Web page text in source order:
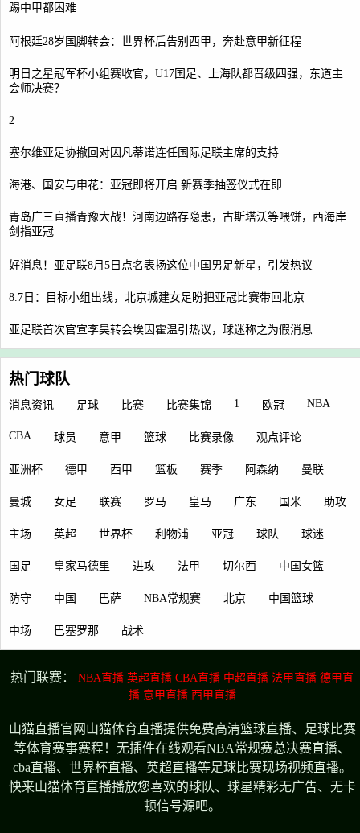
踢中甲都困难
阿根廷28岁国脚转会：世界杯后告别西甲，奔赴意甲新征程
明日之星冠军杯小组赛收官，U17国足、上海队都晋级四强，东道主
会师决赛？
2
塞尔维亚足协撤回对因凡蒂诺连任国际足联主席的支持
海港、国安与申花：亚冠即将开启 新赛季抽签仪式在即
青岛广三直播青豫大战！河南边路存隐患，古斯塔沃等喂饼，西海岸
剑指亚冠
好消息！亚足联8月5日点名表扬这位中国男足新星，引发热议
8.7日：目标小组出线，北京城建女足盼把亚冠比赛带回北京
亚足联首次官宣李昊转会埃因霍温引热议，球迷称之为假消息
热门球队
消息资讯 足球 比赛 比赛集锦 1 欧冠 NBA
CBA 球员 意甲 篮球 比赛录像 观点评论
亚洲杯 德甲 西甲 篮板 赛季 阿森纳 曼联
曼城 女足 联赛 罗马 皇马 广东 国米 助攻
主场 英超 世界杯 利物浦 亚冠 球队 球迷
国足 皇家马德里 进攻 法甲 切尔西 中国女篮
防守 中国 巴萨 NBA常规赛 北京 中国篮球
中场 巴塞罗那 战术
热门联赛： NBA直播 英超直播 CBA直播 中超直播 法甲直播 德甲直
播 意甲直播 西甲直播
山猫直播官网山猫体育直播提供免费高清篮球直播、足球比赛
等体育赛事赛程！无插件在线观看NBA常规赛总决赛直播、
cba直播、世界杯直播、英超直播等足球比赛现场视频直播。
快来山猫体育直播播放您喜欢的球队、球星精彩无广告、无卡
顿信号源吧。